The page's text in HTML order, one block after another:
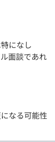
になし
面談であれ
なる可能性